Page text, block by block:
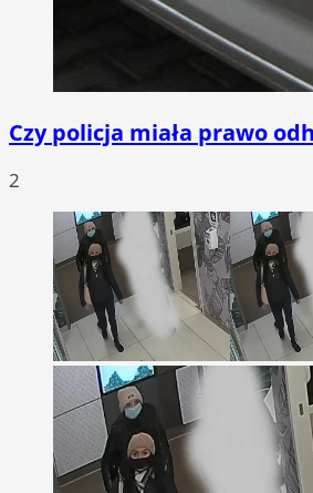
Czy policja miała prawo
2